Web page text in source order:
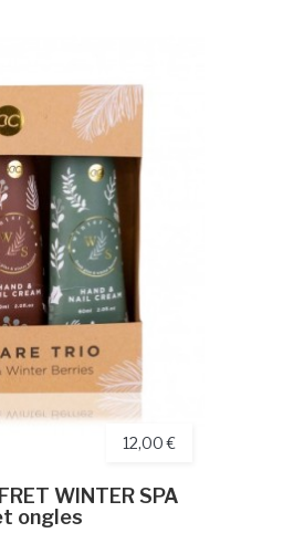
12,00 €
WINTER SPA
ongles